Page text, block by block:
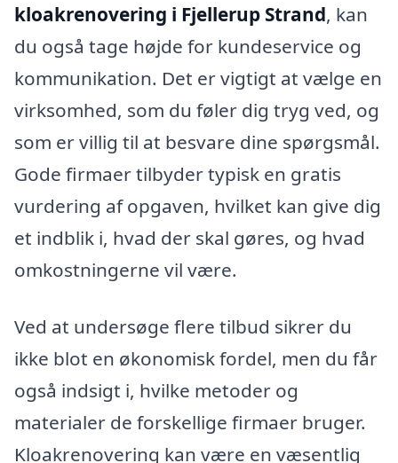
kloakrenovering i Fjellerup Strand, kan
du også tage højde for kundeservice og
kommunikation. Det er vigtigt at vælge en
virksomhed, som du føler dig tryg ved, og
som er villig til at besvare dine spørgsmål.
Gode firmaer tilbyder typisk en gratis
vurdering af opgaven, hvilket kan give dig
et indblik i, hvad der skal gøres, og hvad
omkostningerne vil være.
Ved at undersøge flere tilbud sikrer du
ikke blot en økonomisk fordel, men du får
også indsigt i, hvilke metoder og
materialer de forskellige firmaer bruger.
Kloakrenovering kan være en væsentlig